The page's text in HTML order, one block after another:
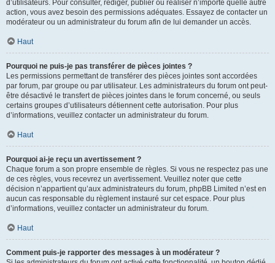
d’utilisateurs. Pour consulter, rédiger, publier ou réaliser n’importe quelle autre
action, vous avez besoin des permissions adéquates. Essayez de contacter un
modérateur ou un administrateur du forum afin de lui demander un accès.
Haut
Pourquoi ne puis-je pas transférer de pièces jointes ?
Les permissions permettant de transférer des pièces jointes sont accordées
par forum, par groupe ou par utilisateur. Les administrateurs du forum ont peut-
être désactivé le transfert de pièces jointes dans le forum concerné, ou seuls
certains groupes d’utilisateurs détiennent cette autorisation. Pour plus
d’informations, veuillez contacter un administrateur du forum.
Haut
Pourquoi ai-je reçu un avertissement ?
Chaque forum a son propre ensemble de règles. Si vous ne respectez pas une
de ces règles, vous recevrez un avertissement. Veuillez noter que cette
décision n’appartient qu’aux administrateurs du forum, phpBB Limited n’est en
aucun cas responsable du règlement instauré sur cet espace. Pour plus
d’informations, veuillez contacter un administrateur du forum.
Haut
Comment puis-je rapporter des messages à un modérateur ?